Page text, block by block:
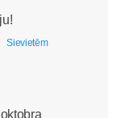
Sievietēm